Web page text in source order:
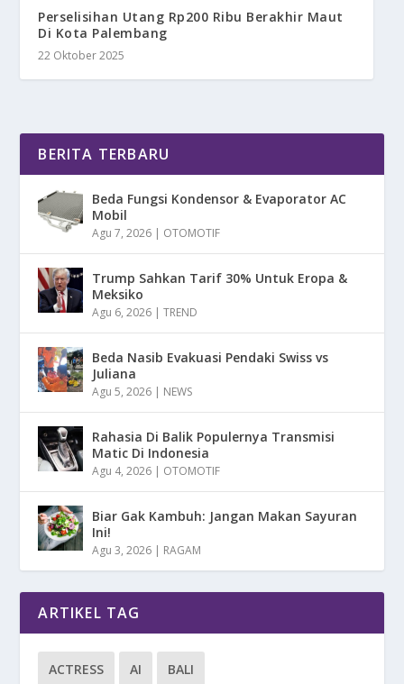
Perselisihan Utang Rp200 Ribu Berakhir Maut
Di Kota Palembang
22 Oktober 2025
BERITA TERBARU
Beda Fungsi Kondensor & Evaporator AC
Mobil
Agu 7, 2026 | OTOMOTIF
Trump Sahkan Tarif 30% Untuk Eropa &
Meksiko
Agu 6, 2026 |TREND
Beda Nasib Evakuasi Pendaki Swiss vs
Juliana
Agu 5, 2026 | NEWS
Rahasia Di Balik Populernya Transmisi
Matic Di Indonesia
Agu 4, 2026 | OTOMOTIF
Biar Gak Kambuh: Jangan Makan Sayuran
Ini!
Agu 3, 2026 | RAGAM
ARTIKEL TAG
ACTRESS AI BALI